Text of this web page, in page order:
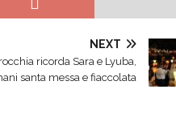
NEXT
ricorda Sara e Lyuba,
santa messa e fiaccolata